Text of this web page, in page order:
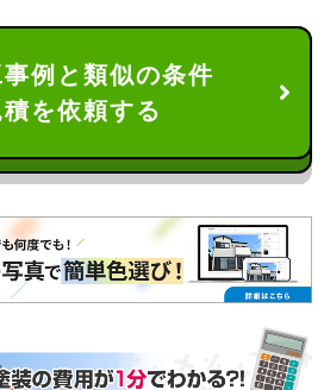
例と類似の条件
を依頼する